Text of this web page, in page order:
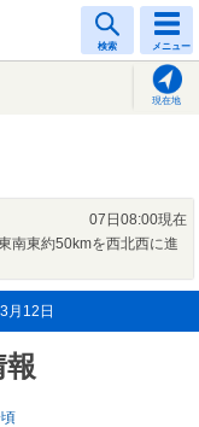
検索 メニュー
現在地
07日08:00現在
南東約50kmを西北西に進
月12日